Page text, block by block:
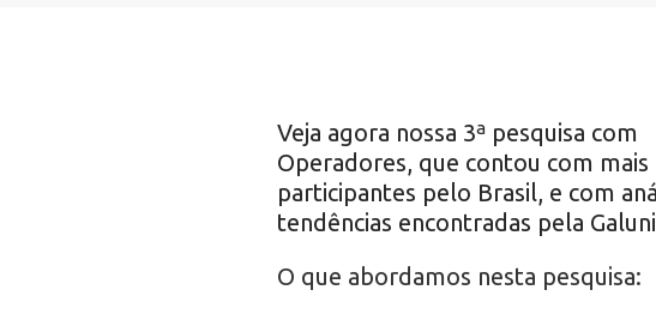
Veja agora nossa 3ª pesquisa com
Operadores, que contou com mais
participantes pelo Brasil, e com
tendências encontradas pela
O que abordamos nesta pesquisa: